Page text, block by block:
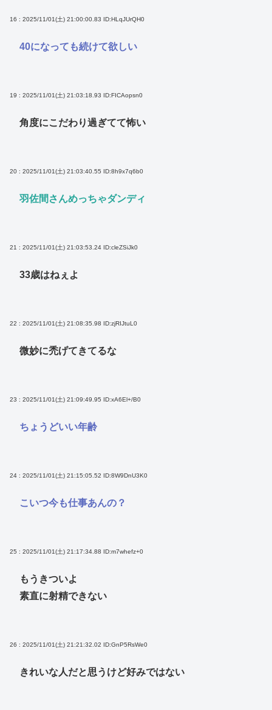
16 : 2025/11/01(土) 21:00:00.83 ID:HLqJUrQH0
40になっても続けて欲しい
19 : 2025/11/01(土) 21:03:18.93 ID:FICAopsn0
角度にこだわり過ぎてて怖い
20 : 2025/11/01(土) 21:03:40.55 ID:8h9x7q6b0
羽佐間さんめっちゃダンディ
21 : 2025/11/01(土) 21:03:53.24 ID:cleZSiJk0
33歳はねぇよ
22 : 2025/11/01(土) 21:08:35.98 ID:zjRIJtuL0
微妙に禿げてきてるな
23 : 2025/11/01(土) 21:09:49.95 ID:xA6El+/B0
ちょうどいい年齢
24 : 2025/11/01(土) 21:15:05.52 ID:8W9DnU3K0
こいつ今も仕事あんの？
25 : 2025/11/01(土) 21:17:34.88 ID:m7whefz+0
もうきついよ
素直に射精できない
26 : 2025/11/01(土) 21:21:32.02 ID:GnP5RsWe0
きれいな人だと思うけど好みではない